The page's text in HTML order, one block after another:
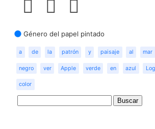
Género del papel pintado
a de la patrón y paisaje al mar
negro ver Apple verde en azul
color